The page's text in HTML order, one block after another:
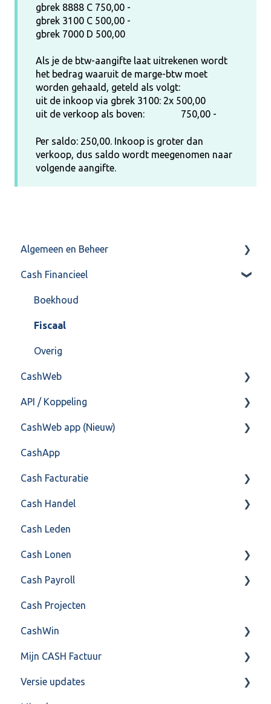
gbrek 8888 C 750,00 -
gbrek 3100 C 500,00 -
gbrek 7000 D 500,00
Als je de btw-aangifte laat uitrekenen wordt
het bedrag waaruit de marge-btw moet
worden gehaald, geteld als volgt:
uit de inkoop via gbrek 3100: 2x 500,00
uit de verkoop als boven: 750,00 -
Per saldo: 250,00. Inkoop is groter dan
verkoop, dus saldo wordt meegenomen naar
volgende aangifte.
Algemeen en Beheer
Bank(koppeling)
Import/Export
Postbus
Training & Consultancy
Overig
Cash Financieel
Boekhoud
Fiscaal
Overig
CashWeb
CashHero Layout
Mailen vanuit CASHWeb
Algemeen gebruik
API / Koppeling
Algemeen
Api 3.0 (SOAP API)
API 4.0 (REST API)
CashWeb app (Nieuw)
Veel gestelde vragen
CashApp
Cash Facturatie
Factureren
Instellingen
Algemeen
Formulierlayout
Cash Handel
Inkoop
Verkoop
Voorraad
Overig
VoorraadService & Onderhoud
Cash Leden
Cash Lonen
Algemeen
Inrichting
Jaarafsluiting
Salarisberekening
Overig
Cash Payroll
Aangifte
Algemeen
Basis Training
Berekening
Cash Projecten
CashWin
Overig
Mijn CASH Factuur
Facturatie Loonportal( CASH Lonen)
Versie updates